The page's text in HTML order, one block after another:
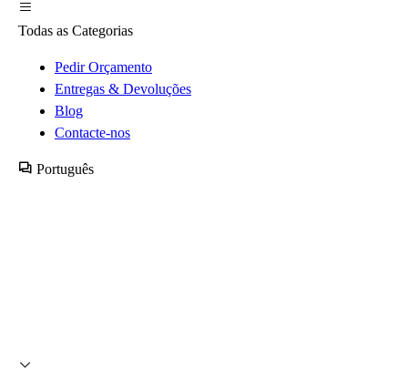
Todas as Categorias
Pedir Orçamento
Entregas & Devoluções
Blog
Contacte-nos
Português